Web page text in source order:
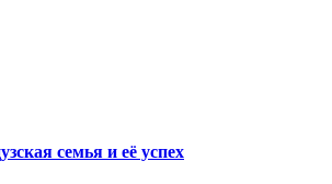
семья и её успех